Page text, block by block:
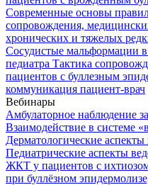
Современные основы правил
сопровождения,
хронических и тяжелых
Сосудистые мальформации в
педиатра Тактика
пациентов с буллезным
коммуникация пациент-врач
Вебинары
Амбулаторное наблюдение
Взаимодействие в системе
Дерматологические
Педиатрические аспекты
ЖКТ у пациентов с
при буллёзном